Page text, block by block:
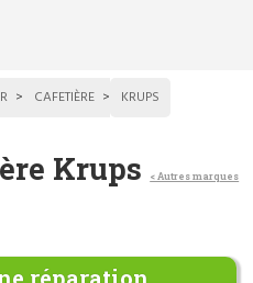
CAFETIÈRE KRUPS
Krups < Autres marques
réparation